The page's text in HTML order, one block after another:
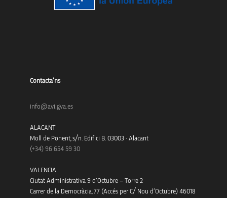
Contacta’ns
info@avi.gva.es
ALACANT
Moll de Ponent, s/n. Edifici B. 03003 · Alacant
(+34) 96 654 59 30
VALENCIA
Ciutat Administrativa 9 d’Octubre – Torre 2
Carrer de la Democràcia, 77 (Accés per C/ Nou d’Octubre) 46018